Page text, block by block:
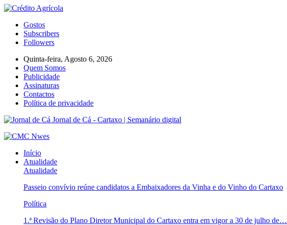
Gostos
Subscribers
Followers
Quinta-feira, Agosto 6, 2026
Quem Somos
Publicidade
Assinaturas
Contactos
Política de privacidade
Jornal de Cá - Cartaxo | Semanário digital
Início
Atualidade
Atualidade
Passeio convívio reúne candidatos a Embaixadores da Vinha e do Vinho do Cartaxo
Política
1.ª Revisão do Plano Diretor Municipal do Cartaxo entra em vigor a 30 de julho de…